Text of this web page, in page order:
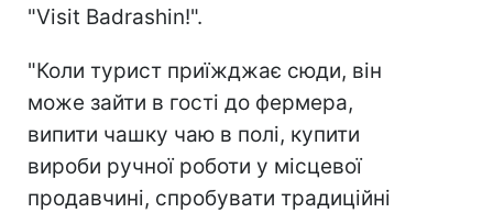
"Visit Badrashin!".
"Коли турист приїжджає сюди, він
може зайти в гості до фермера,
випити чашку чаю в полі, купити
вироби ручної роботи у місцевої
продавчині, спробувати традиційні